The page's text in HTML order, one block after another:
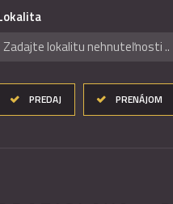
Zadajte lokalitu nehnuteľnosti ..
PREDAJ PRENÁJOM